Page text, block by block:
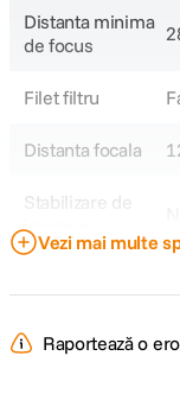
Distanta minima
de focus
Filet filtru
Distanta focala
Stabilizare de
imagine
Obiectiv Fix /
Zoom
Vezi mai multe
Raportează o